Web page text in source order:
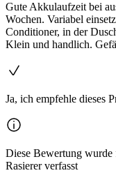
Gute Akkulaufzeit bei
Wochen. Variabel
Conditioner, in der
Klein und handlich.
Ja, ich empfehle dieses
Diese Bewertung
Rasierer verfasst